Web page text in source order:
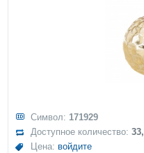
Символ: 171929
Доступное количество:33,
Цена: войдите